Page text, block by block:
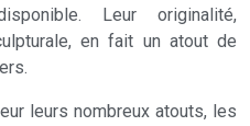
Leur originalité,
en fait un atout de
leurs nombreux atouts, les